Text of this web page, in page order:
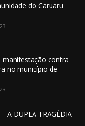
do Caruaru
manifestação contra
no município de
A DUPLA TRAGÉDIA